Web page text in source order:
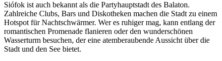
Siófok ist auch bekannt als die Partyhauptstadt des Balaton.
Zahlreiche Clubs, Bars und Diskotheken machen die Stadt zu einem
Hotspot für Nachtschwärmer. Wer es ruhiger mag, kann entlang der
romantischen Promenade flanieren oder den wunderschönen
Wasserturm besuchen, der eine atemberaubende Aussicht über die
Stadt und den See bietet.